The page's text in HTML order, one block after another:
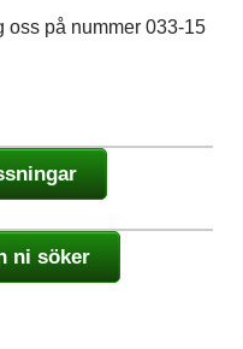
oss på nummer 033-15
ni söker